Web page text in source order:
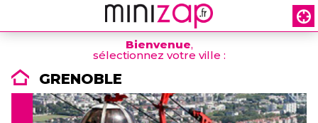
Bienvenue,
sélectionnez votre ville :
GRENOBLE